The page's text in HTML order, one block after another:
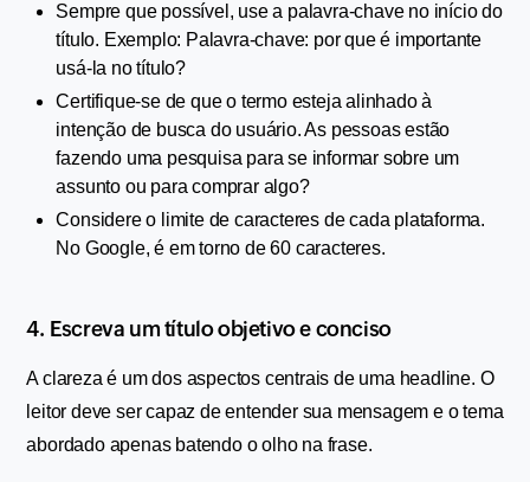
Sempre que possível, use a palavra-chave no início do
título. Exemplo: Palavra-chave: por que é importante
usá-la no título?
Certifique-se de que o termo esteja alinhado à
intenção de busca do usuário. As pessoas estão
fazendo uma pesquisa para se informar sobre um
assunto ou para comprar algo?
Considere o limite de caracteres de cada plataforma.
No Google, é em torno de 60 caracteres.
4. Escreva um título objetivo e conciso
A clareza é um dos aspectos centrais de uma headline. O
leitor deve ser capaz de entender sua mensagem e o tema
abordado apenas batendo o olho na frase.